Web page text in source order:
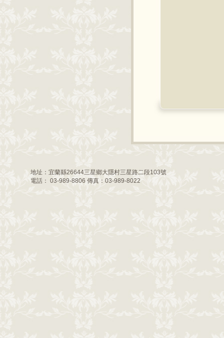
地址：宜蘭縣26644三星鄉大隱村三星路二段103號
電話： 03-989-8806 傳真：03-989-8022